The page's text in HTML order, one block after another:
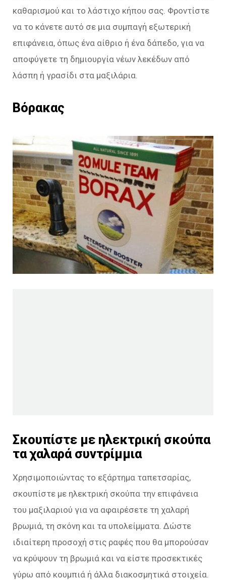
καθαρισμού και το λάστιχο κήπου σας. Φροντίστε
να το κάνετε αυτό σε μια συμπαγή εξωτερική
επιφάνεια, όπως ένα αίθριο ή ένα δάπεδο, για να
αποφύγετε τη δημιουργία νέων λεκέδων από
λάσπη ή γρασίδι στα μαξιλάρια.
Βόρακας
Σκουπίστε με ηλεκτρική σκούπα
τα χαλαρά συντρίμμια
Χρησιμοποιώντας το εξάρτημα ταπετσαρίας,
σκουπίστε με ηλεκτρική σκούπα την επιφάνεια
του μαξιλαριού για να αφαιρέσετε τη χαλαρή
βρωμιά, τη σκόνη και τα υπολείμματα. Δώστε
ιδιαίτερη προσοχή στις ραφές που θα μπορούσαν
να κρύψουν τη βρωμιά και να είστε προσεκτικές
γύρω από κουμπιά ή άλλα διακοσμητικά στοιχεία.